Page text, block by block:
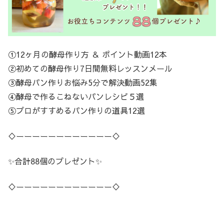
①12ヶ月の酵母作り方 ＆ ポイント動画12本
②初めての酵母作り7日間無料レッスンメール
③酵母パン作りお悩み5分で解決動画52集
④酵母で作るこねないパンレシピ５選
⑤プロがすすめるパン作りの道具12選
♢ーーーーーーーーーーーー♢
✨合計88個のプレゼント✨
♢ーーーーーーーーーーーー♢